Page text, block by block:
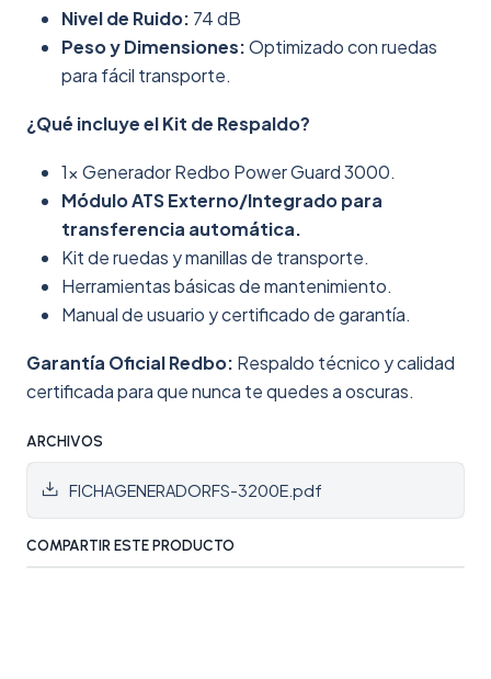
Nivel de Ruido: 74 dB
Peso y Dimensiones:Optimizado con ruedas
para fácil transporte.
¿Qué incluye el Kit de Respaldo?
1x Generador Redbo Power Guard 3000.
Módulo ATS Externo/Integrado para
transferencia automática.
Kit de ruedas y manillas de transporte.
Herramientas básicas de mantenimiento.
Manual de usuario y certificado de garantía.
Garantía Oficial Redbo: Respaldo técnico y calidad
certificada para que nunca te quedes a oscuras.
ARCHIVOS
FICHAGENERADORFS-3200E.pdf
COMPARTIR ESTE PRODUCTO